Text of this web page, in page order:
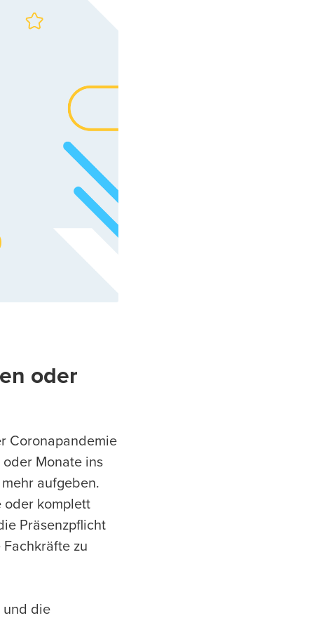
oder
Coronapandemie
Monate ins
aufgeben.
oder komplett
Präsenzpflicht
zu
und die